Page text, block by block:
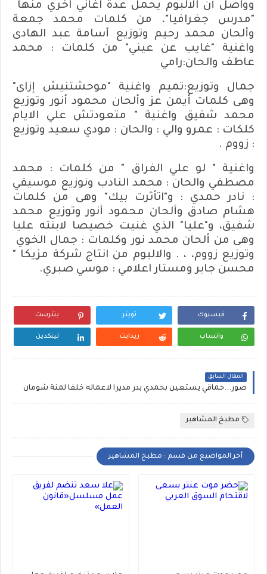
وواصل أن الالبوم يحمل عدة اغاني اخري منها
"مدرس جغرافيا"، من كلمات محمد جمعة
وألحان محمد رحيم وتوزيع أسامة عبد الهادى
واغنية "غايب عن عيني" من كلمات : محمد
عاطف والحان:رامي
جمال وتوزيع:تميم واغنية "موحشتنيش إزاى"
وهى كلمات أيمن عز وألحان محمود أنور وتوزيع
محمد شفيق واغنية " متعودتش علي الايام
كلكات : عمرو والي : والحان : مودي سعيد وتوزيع
: زووم .
واغنية " لو علي الفراق " من كلمات : محمد
مصطفي والحان : محمد النادب ونوزيع موسيقي
: نادر حمدي : و"اتأثرت بيك" وهى من كلمات
هشام صادق وألحان محمود أنور وتوزيع محمد
شفيق، و"عليا" الذي غنيت خصيصا لابنته عليا
وهى من ألحان محمد نور وكلمات : جمال الخوي
وتوزيع زووم، ، . والالبوم من انتاج شركة مزيكا "
محسن جابر ومستار اعلامي : موسي صبري.
فيسبوك تويتر بنترست
واتساب ريدايت لينكدين
المقال السابق
صور...حماقي يستعين بحمدي بدر مديرا لاعماله خلفا لمنة شومان
مطبخ المشاهير
أخر المواضيع من قسم : مطبخ المشاهير